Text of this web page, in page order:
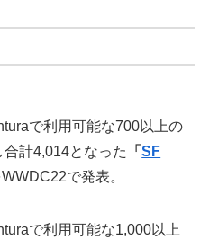
で利用可能な700以上の
計4,014となった
「SF
WWDC22で発表。
で利用可能な1,000以上